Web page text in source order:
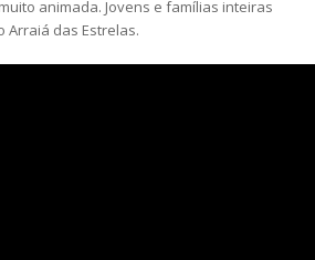
animada. Jovens e famílias inteiras
Arraiá das Estrelas.